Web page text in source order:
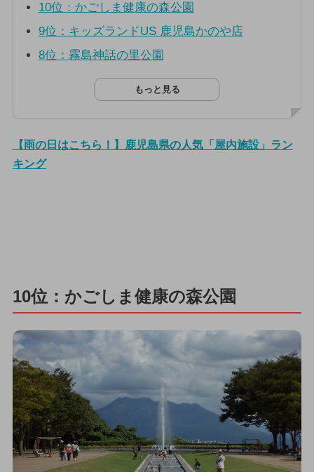
10位：かごしま健康の森公園
9位：キッズランドUS 鹿児島かのや店
8位：霧島神話の里公園
もっと見る
【雨の日はこちら！】鹿児島県の人気「屋内施設」ラン
キング
10位：かごしま健康の森公園